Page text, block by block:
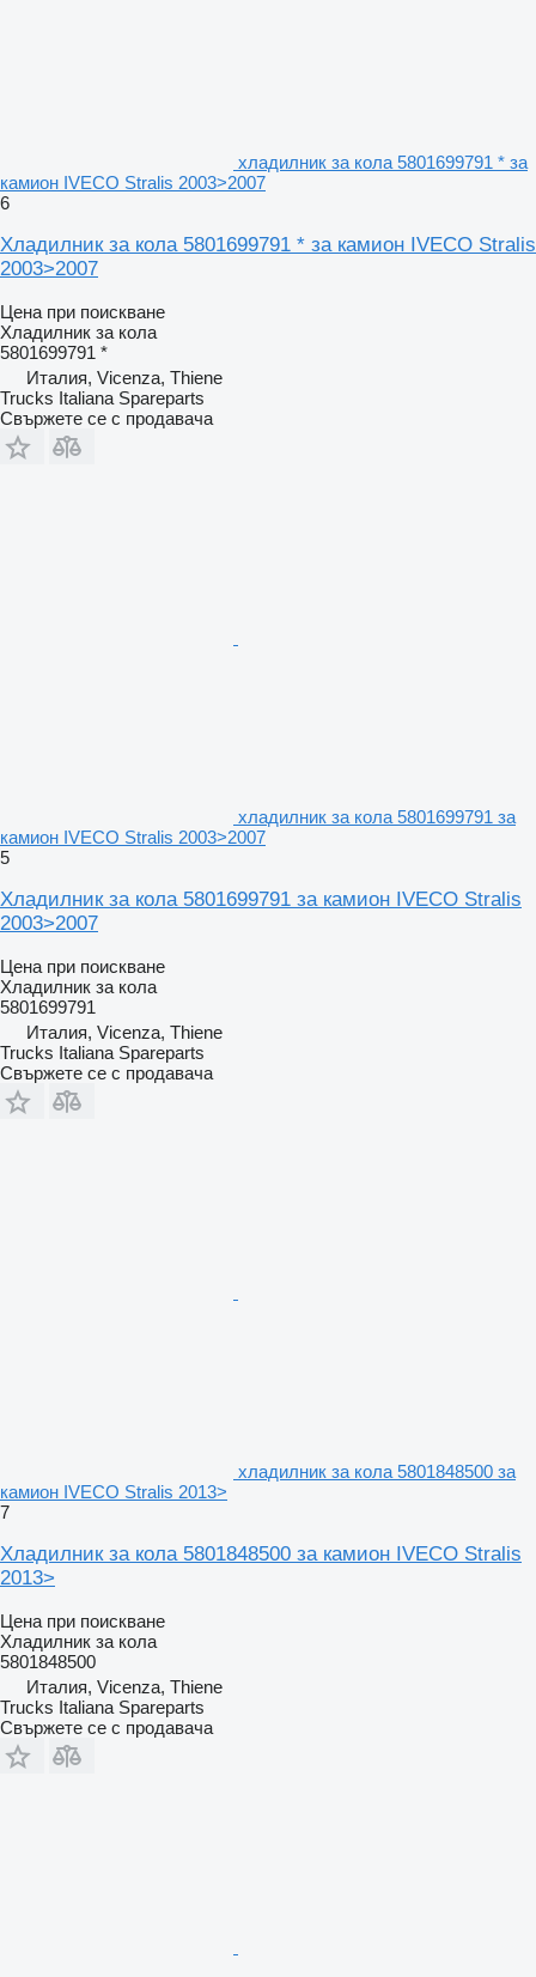
хладилник за кола 5801699791 * за
камион IVECO Stralis 2003>2007
6
Хладилник за кола 5801699791 * за камион IVECO Stralis
2003>2007
Цена при поискване
Хладилник за кола
5801699791 *
Италия, Vicenza, Thiene
Trucks Italiana Spareparts
Свържете се с продавача
хладилник за кола 5801699791 за
камион IVECO Stralis 2003>2007
5
Хладилник за кола 5801699791 за камион IVECO Stralis
2003>2007
Цена при поискване
Хладилник за кола
5801699791
Италия, Vicenza, Thiene
Trucks Italiana Spareparts
Свържете се с продавача
хладилник за кола 5801848500 за
камион IVECO Stralis 2013>
7
Хладилник за кола 5801848500 за камион IVECO Stralis
2013>
Цена при поискване
Хладилник за кола
5801848500
Италия, Vicenza, Thiene
Trucks Italiana Spareparts
Свържете се с продавача